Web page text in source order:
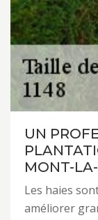
UN
MONT-
Les haies
améliorer